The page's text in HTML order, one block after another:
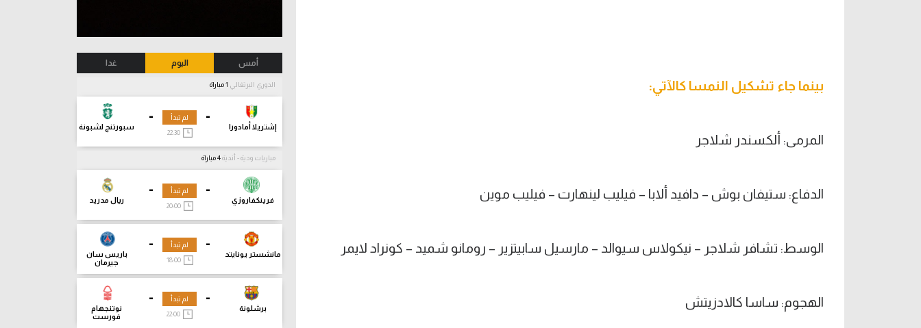
بينما جاء تشكيل النمسا كالآتي:
المرمى: ألكسندر شلاجر
الدفاع: ستيفان بوش – دافيد ألابا – فيليب لينهارت – فيليب موين
الوسط: تشافر شلاجر – نيكولاس سيوالد – مارسيل سابيتزير – رومانو شميد – كونراد لايمر
الهجوم: ساسا كالادزيتش
أمس اليوم غدا
الدوري البرتغالي
-
إشتريلا أمادورا
-
سبورتنج لشبونة
لم تبدأ
22:30
مباريات ودية - أندية
-
فرينكفاروزي
-
ريال مدريد
لم تبدأ
20:00
-
مانشستر يونايتد
-
باريس سان
جيرمان
لم تبدأ
18:00
-
برشلونة
-
نوتنجهام
فورست
لم تبدأ